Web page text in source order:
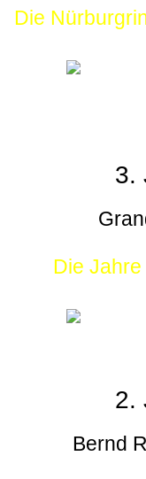
Die
3.
Die
2.
Bernd